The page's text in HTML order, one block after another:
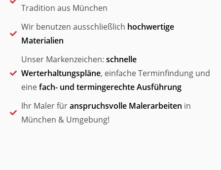
Tradition aus München
Wir benutzen ausschließlich hochwertige
Materialien
Unser Markenzeichen: schnelle
Werterhaltungspläne, einfache Terminfindung und
einefach- und termingerechte Ausführung
Ihr Maler füranspruchsvolle Malerarbeiten in
München & Umgebung!